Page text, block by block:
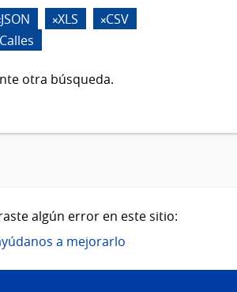
JSON XLS
CSV
Calles
otra búsqueda.
algún error en este sitio:
a mejorarlo